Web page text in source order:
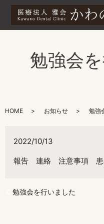
勉強会
HOME お知らせ 勉強
2022/10/13
報告 連絡 注意事項 患
勉強会を行いました